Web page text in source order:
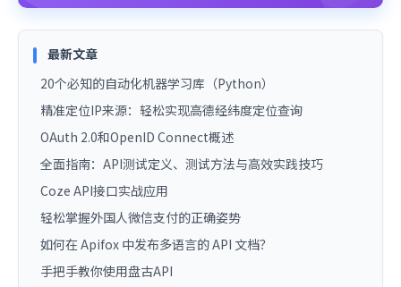
最新文章
20个必知的自动化机器学习库（Python）
精准定位IP来源：轻松实现高德经纬度定位查询
OAuth 2.0和OpenID Connect概述
全面指南：API测试定义、测试方法与高效实践技巧
Coze API接口实战应用
轻松掌握外国人微信支付的正确姿势
如何在 Apifox 中发布多语言的 API 文档？
手把手教你使用盘古API